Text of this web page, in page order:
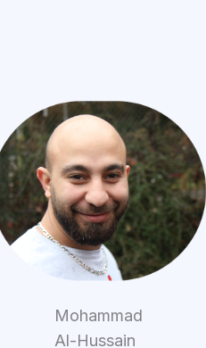
Mohammad
Al-Hussain